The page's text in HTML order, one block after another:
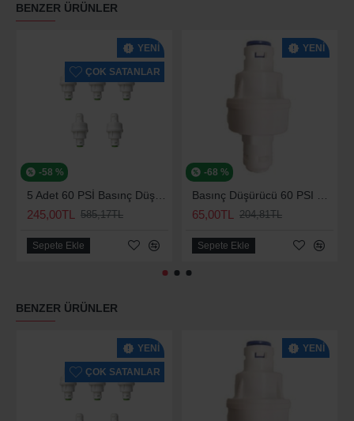
BENZER ÜRÜNLER
YENI
ÇOK SATANLAR
-58 %
245,00TL 585,17TL
Sepete Ekle
YENI
-68 %
65,00TL 204,81TL
Sepete Ekle
BENZER ÜRÜNLER
YENI
ÇOK SATANLAR
YENI